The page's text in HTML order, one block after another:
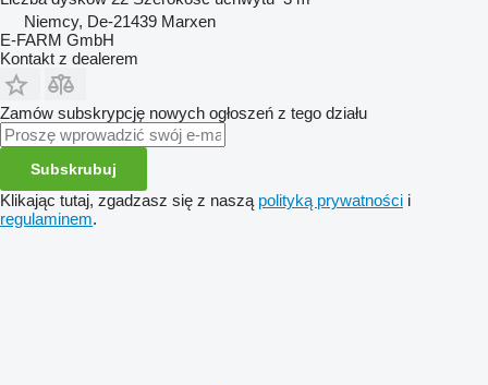
Niemcy, De-21439 Marxen
E-FARM GmbH
Kontakt z dealerem
Zamów subskrypcję nowych ogłoszeń z tego działu
Subskrubuj
Klikając tutaj, zgadzasz się z naszą polityką prywatności i
regulaminem.